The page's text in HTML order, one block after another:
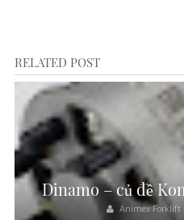
RELATED POST
Dinamo – củ đề
Animex Forklift